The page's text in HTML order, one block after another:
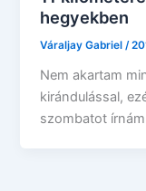
hegyekben
Váraljay Gabriel /
Nem akartam
kirándulással,
szombatot